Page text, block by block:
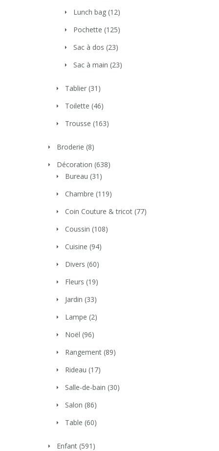
Lunch bag (12)
Pochette (125)
Sac à dos (23)
Sac à main (23)
Tablier (31)
Toilette (46)
Trousse (163)
Broderie (8)
Décoration (638)
Bureau (31)
Chambre (119)
Coin Couture & tricot (77)
Coussin (108)
Cuisine (94)
Divers (60)
Fleurs (19)
Jardin (33)
Lampe (2)
Noël (96)
Rangement (89)
Rideau (17)
Salle-de-bain (30)
Salon (86)
Table (60)
Enfant (591)